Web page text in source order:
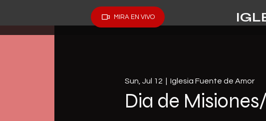
MIRA EN VIVO
Sun, Jul 12 Iglesia Fuente de Amor
Dia de